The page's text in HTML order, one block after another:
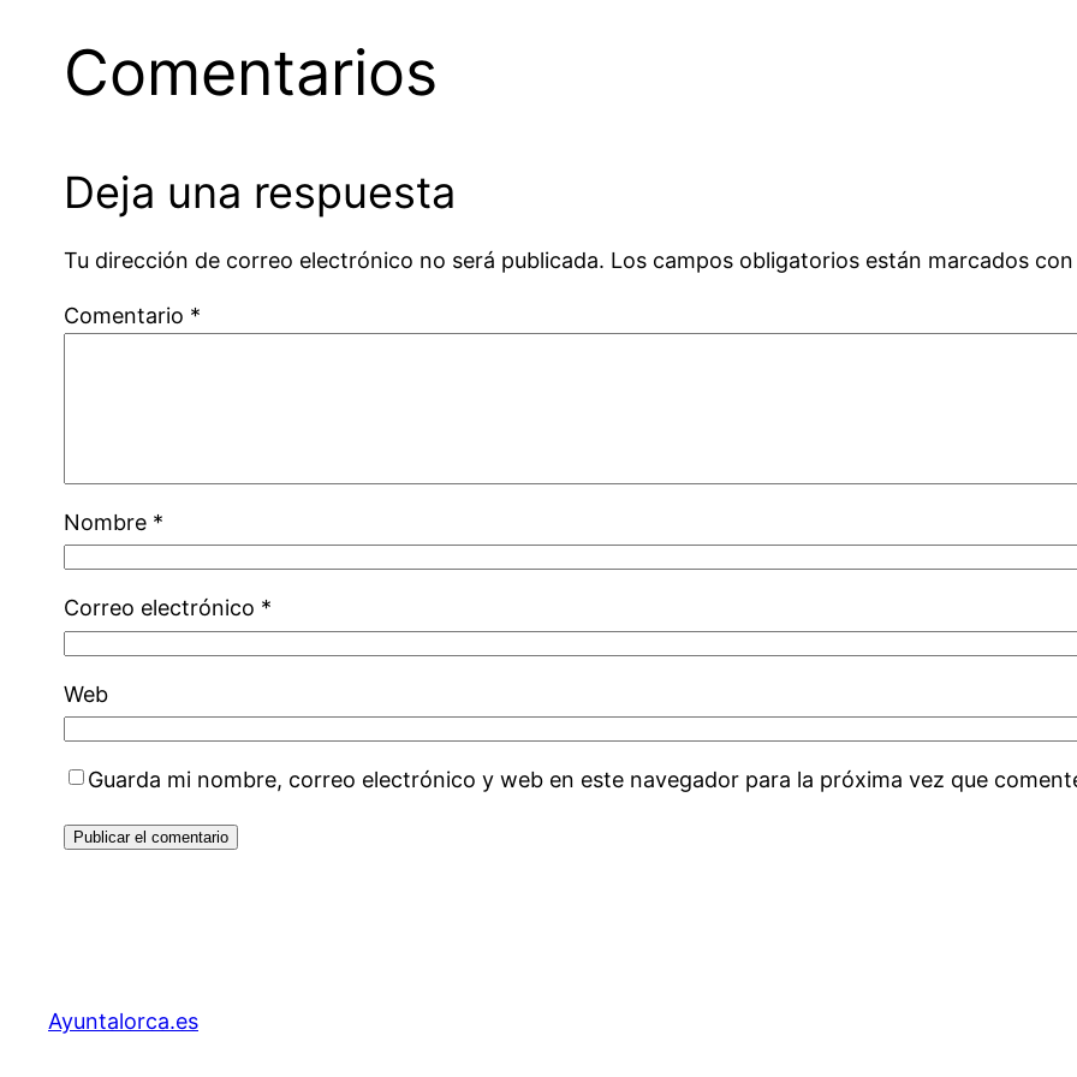
Comentarios
Deja una respuesta
Tu dirección de correo electrónico no será publicada. Los campos obligatorios están marcados
Comentario *
Nombre *
Correo electrónico *
Web
Guarda mi nombre, correo electrónico y web en este navegador para la próxima vez que
Ayuntalorca.es